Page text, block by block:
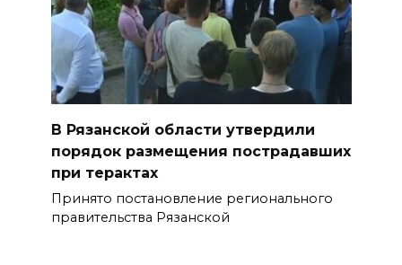
В Рязанской области утвердили
порядок размещения пострадавших
при терактах
Принято постановление регионального
правительства Рязанской